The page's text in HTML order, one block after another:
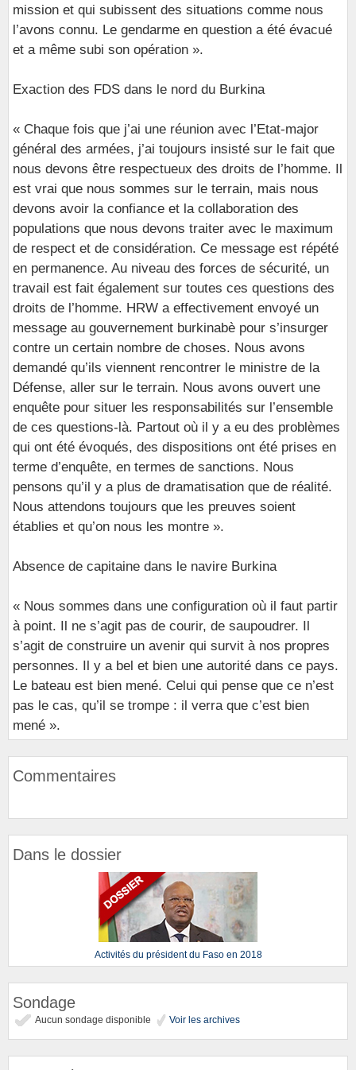
mission et qui subissent des situations comme nous
l’avons connu. Le gendarme en question a été évacué
et a même subi son opération ».
Exaction des FDS dans le nord du Burkina
« Chaque fois que j’ai une réunion avec l’Etat-major
général des armées, j’ai toujours insisté sur le fait que
nous devons être respectueux des droits de l’homme. Il
est vrai que nous sommes sur le terrain, mais nous
devons avoir la confiance et la collaboration des
populations que nous devons traiter avec le maximum
de respect et de considération. Ce message est répété
en permanence. Au niveau des forces de sécurité, un
travail est fait également sur toutes ces questions des
droits de l’homme. HRW a effectivement envoyé un
message au gouvernement burkinabè pour s’insurger
contre un certain nombre de choses. Nous avons
demandé qu’ils viennent rencontrer le ministre de la
Défense, aller sur le terrain. Nous avons ouvert une
enquête pour situer les responsabilités sur l’ensemble
de ces questions-là. Partout où il y a eu des problèmes
qui ont été évoqués, des dispositions ont été prises en
terme d’enquête, en termes de sanctions. Nous
pensons qu’il y a plus de dramatisation que de réalité.
Nous attendons toujours que les preuves soient
établies et qu’on nous les montre ».
Absence de capitaine dans le navire Burkina
« Nous sommes dans une configuration où il faut partir
à point. Il ne s’agit pas de courir, de saupoudrer. Il
s’agit de construire un avenir qui survit à nos propres
personnes. Il y a bel et bien une autorité dans ce pays.
Le bateau est bien mené. Celui qui pense que ce n’est
pas le cas, qu’il se trompe : il verra que c’est bien
mené ».
Commentaires
Dans le dossier
Activités du président du Faso en 2018
Sondage
Aucun sondage disponible Voir les archives